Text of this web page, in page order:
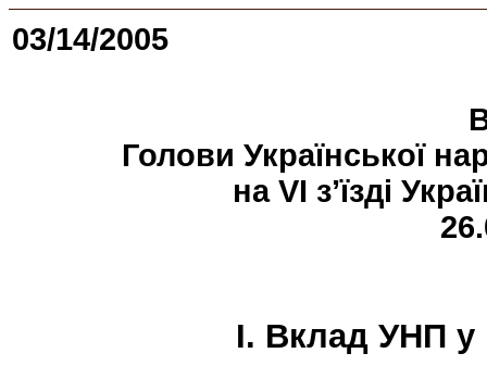
03/14/2005
Голови Української
на VI з’їзді
І. Вклад УНП у